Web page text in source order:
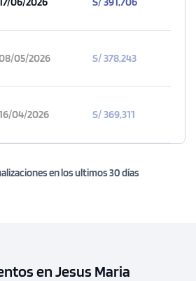
05/2026 S/ 378,243
04/2026 S/ 369,311
en los ultimos 30 días
en Jesus Maria